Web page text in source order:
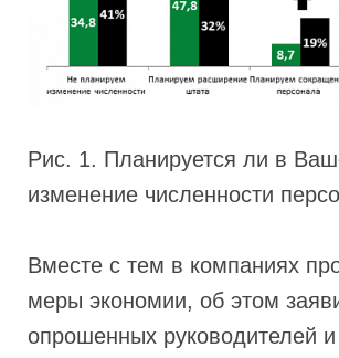
Рис. 1. Планируется ли в
изменение численности
Вместе с тем в компаниях
меры экономии, об этом
опрошенных руководителей и